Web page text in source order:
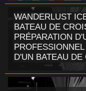
WANDERLUST
BATEAU DE
PRÉPARATION
D'UN BATEAU DE